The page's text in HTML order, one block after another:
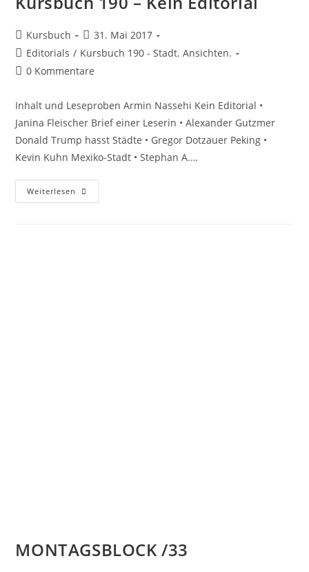
Kursbuch
31. Mai 2017
Editorials / Kursbuch 190 - Stadt. Ansichten.
0 Kommentare
Inhalt und Leseproben Armin Nassehi Kein Editorial •
Janina Fleischer Brief einer Leserin • Alexander Gutzmer
Donald Trump hasst Städte • Gregor Dotzauer Peking •
Kevin Kuhn Mexiko-Stadt • Stephan A.…
Weiterlesen
MONTAGSBLOCK /33